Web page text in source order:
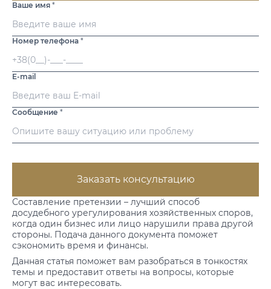
Составление претензии – лучший способ
досудебного урегулирования хозяйственных споров,
когда один бизнес или лицо нарушили права другой
стороны. Подача данного документа поможет
сэкономить время и финансы.
Данная статья поможет вам разобраться в тонкостях
темы и предоставит ответы на вопросы, которые
могут вас интересовать.
Ваше имя *
Номер телефона *
E-mail
Сообщение *
Заказать консультацию